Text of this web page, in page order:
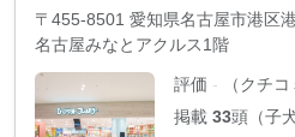
〒455-8501 愛知県名古屋市港区
名古屋みなとアクルス1階
評価 -
（クチコ
掲載 33頭（子